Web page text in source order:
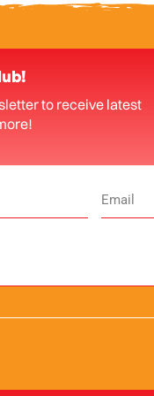
to receive latest